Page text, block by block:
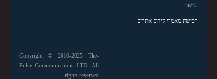
נגישות
רכישת מאמרי קידום אתרים
Copyright © 2010-2025 The-
Pulse Communications LTD. All
rights reserved